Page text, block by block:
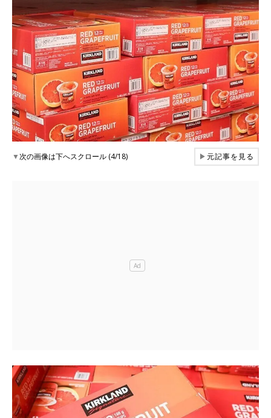
▼次の画像は下へスクロール (4/18) ▶元記事を見る